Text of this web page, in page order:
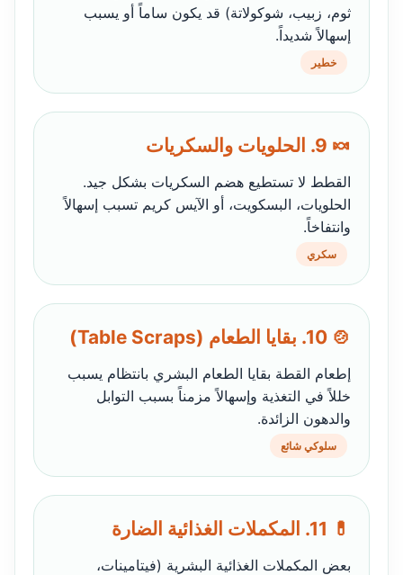
ثوم، زبيب، شوكولاتة) قد يكون ساماً أو يسبب
إسهالاً شديداً.
خطير
🍬 9. الحلويات والسكريات
القطط لا تستطيع هضم السكريات بشكل جيد.
الحلويات، البسكويت، أو الآيس كريم تسبب إسهالاً
وانتفاخاً.
سكري
🍲 10. بقايا الطعام (Table Scraps)
إطعام القطة بقايا الطعام البشري بانتظام يسبب
خللاً في التغذية وإسهالاً مزمناً بسبب التوابل
والدهون الزائدة.
سلوكي شائع
💊 11. المكملات الغذائية الضارة
بعض المكملات الغذائية البشرية (فيتامينات،